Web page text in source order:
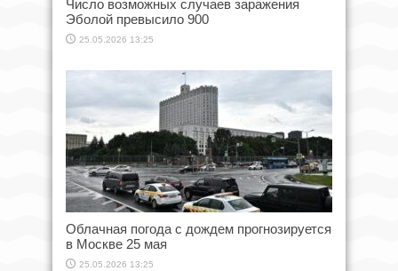
Число возможных случаев заражения
Эболой превысило 900
25.05.2026 13:25
Облачная погода с дождем прогнозируется
в Москве 25 мая
25.05.2026 13:25